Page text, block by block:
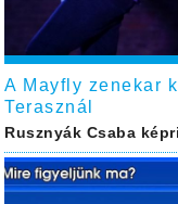
A Mayfly zenekar
Terasznál
Rusznyák Csaba